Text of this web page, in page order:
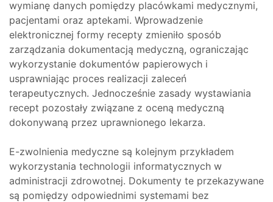
wymianę danych pomiędzy placówkami medycznymi,
pacjentami oraz aptekami. Wprowadzenie
elektronicznej formy recepty zmieniło sposób
zarządzania dokumentacją medyczną, ograniczając
wykorzystanie dokumentów papierowych i
usprawniając proces realizacji zaleceń
terapeutycznych. Jednocześnie zasady wystawiania
recept pozostały związane z oceną medyczną
dokonywaną przez uprawnionego lekarza.
E-zwolnienia medyczne są kolejnym przykładem
wykorzystania technologii informatycznych w
administracji zdrowotnej. Dokumenty te przekazywane
są pomiędzy odpowiednimi systemami bez